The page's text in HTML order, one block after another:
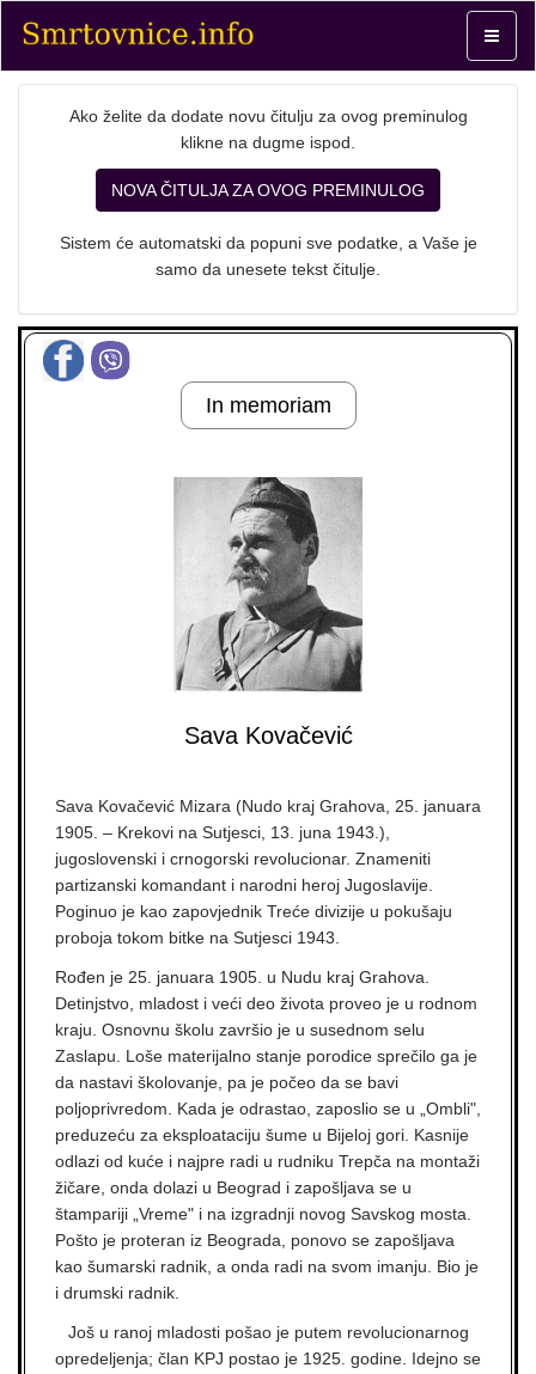
Toggle
Ako želite da dodate novu čitulju za ovog preminulog
klikne na dugme ispod.
NOVA ČITULJA ZA OVOG PREMINULOG
Sistem će automatski da popuni sve podatke, a Vaše je
samo da unesete tekst čitulje.
In memoriam
Sava Kovačević
Sava Kovačević Mizara (Nudo kraj Grahova, 25. januara
1905. – Krekovi na Sutjesci, 13. juna 1943.),
jugoslovenski i crnogorski revolucionar. Znameniti
partizanski komandant i narodni heroj Jugoslavije.
Poginuo je kao zapovjednik Treće divizije u pokušaju
proboja tokom bitke na Sutjesci 1943.
Rođen je 25. januara 1905. u Nudu kraj Grahova.
Detinjstvo, mladost i veći deo života proveo je u rodnom
kraju. Osnovnu školu završio je u susednom selu
Zaslapu. Loše materijalno stanje porodice sprečilo ga je
da nastavi školovanje, pa je počeo da se bavi
poljoprivredom. Kada je odrastao, zaposlio se u „Ombli",
preduzeću za eksploataciju šume u Bijeloj gori. Kasnije
odlazi od kuće i najpre radi u rudniku Trepča na montaži
žičare, onda dolazi u Beograd i zapošljava se u
štampariji „Vreme" i na izgradnji novog Savskog mosta.
Pošto je proteran iz Beograda, ponovo se zapošljava
kao šumarski radnik, a onda radi na svom imanju. Bio je
i drumski radnik.
Još u ranoj mladosti pošao je putem revolucionarnog
opredeljenja; član KPJ postao je 1925. godine. Idejno se